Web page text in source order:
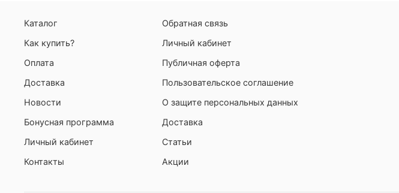
Каталог
Как купить?
Оплата
Доставка
Новости
Бонусная программа
Личный кабинет
Контакты
Обратная связь
Личный кабинет
Публичная оферта
Пользовательское соглашение
О защите персональных данных
Доставка
Статьи
Акции